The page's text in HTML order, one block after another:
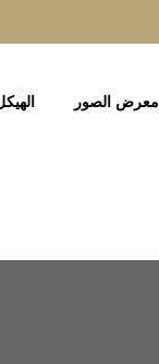
معرض الصور